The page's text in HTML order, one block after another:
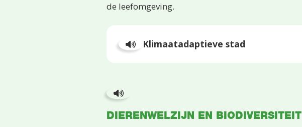
de leefomgeving.
Klimaatadaptieve stad
DIERENWELZIJN EN BIODIVERSITEIT